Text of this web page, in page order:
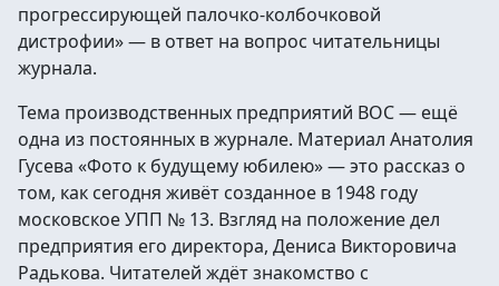
прогрессирующей палочко-колбочковой
дистрофии» — в ответ на вопрос читательницы
журнала.
Тема производственных предприятий ВОС — ещё
одна из постоянных в журнале. Материал Анатолия
Гусева «Фото к будущему юбилею» — это рассказ о
том, как сегодня живёт созданное в 1948 году
московское УПП № 13. Взгляд на положение дел
предприятия его директора, Дениса Викторовича
Радькова. Читателей ждёт знакомство с